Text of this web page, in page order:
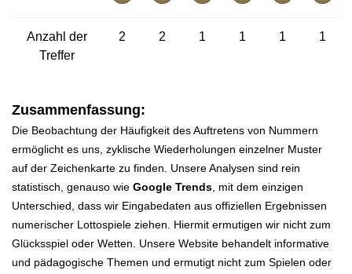
Anzahl der
Treffer
2 2 1 1 1 1
Zusammenfassung:
Die Beobachtung der Häufigkeit des Auftretens von Nummern
ermöglicht es uns, zyklische Wiederholungen einzelner Muster
auf der Zeichenkarte zu finden. Unsere Analysen sind rein
statistisch, genauso wie Google Trends , mit dem einzigen
Unterschied, dass wir Eingabedaten aus offiziellen Ergebnissen
numerischer Lottospiele ziehen. Hiermit ermutigen wir nicht zum
Glücksspiel oder Wetten. Unsere Website behandelt informative
und pädagogische Themen und ermutigt nicht zum Spielen oder